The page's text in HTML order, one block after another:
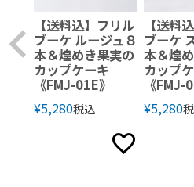
【送料込】フリル
ブーケ ルージュ８
本＆煌めき果実の
カップケーキ
《FMJ-01E》
¥5,280税込
【送料
ブーケ
本＆煌
カップ
《FMJ-
¥5,280